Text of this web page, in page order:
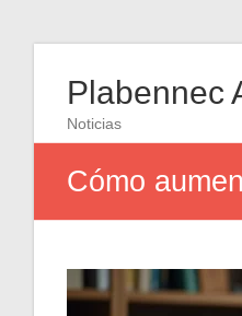
Plabennec
Noticias
Cómo